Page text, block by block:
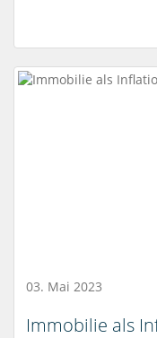
03. Mai 2023
Immobilie als